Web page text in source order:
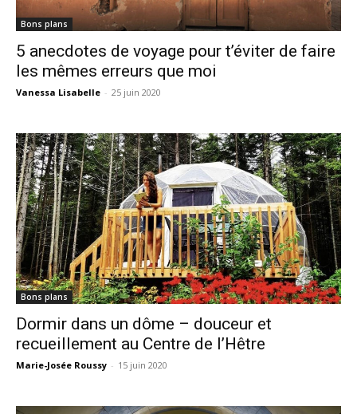
Bons plans
5 anecdotes de voyage pour t’éviter de faire
les mêmes erreurs que moi
Vanessa Lisabelle - 25 juin 2020
Bons plans
Dormir dans un dôme – douceur et
recueillement au Centre de l’Hêtre
Marie-Josée Roussy - 15 juin 2020